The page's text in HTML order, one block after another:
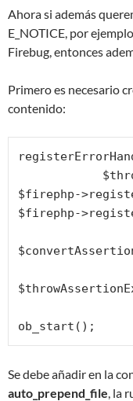
Ahora si además
E_NOTICE, por
Firebug, entonces
Primero es necesario
contenido:
$firephp-
$firephp-
ob_start();
Se debe añadir en la
auto_prepend_file, la